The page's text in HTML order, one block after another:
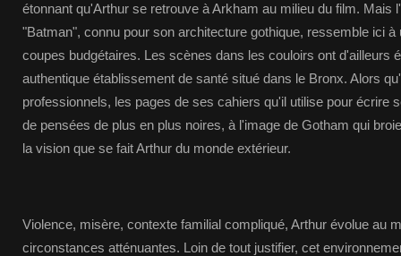
étonnant qu'Arthur se retrouve à Arkham au milieu du film. Mais
"Batman", connu pour son architecture gothique, ressemble ici à
coupes budgétaires. Les scènes dans les couloirs ont d'ailleurs
authentique établissement de santé situé dans le Bronx. Alors
professionnels, les pages de ses cahiers qu'il utilise pour écrire
de pensées de plus en plus noires, à l'image de Gotham qui
la vision que se fait Arthur du monde extérieur.
Violence, misère, contexte familial compliqué, Arthur évolue au
circonstances atténuantes. Loin de tout justifier, cet